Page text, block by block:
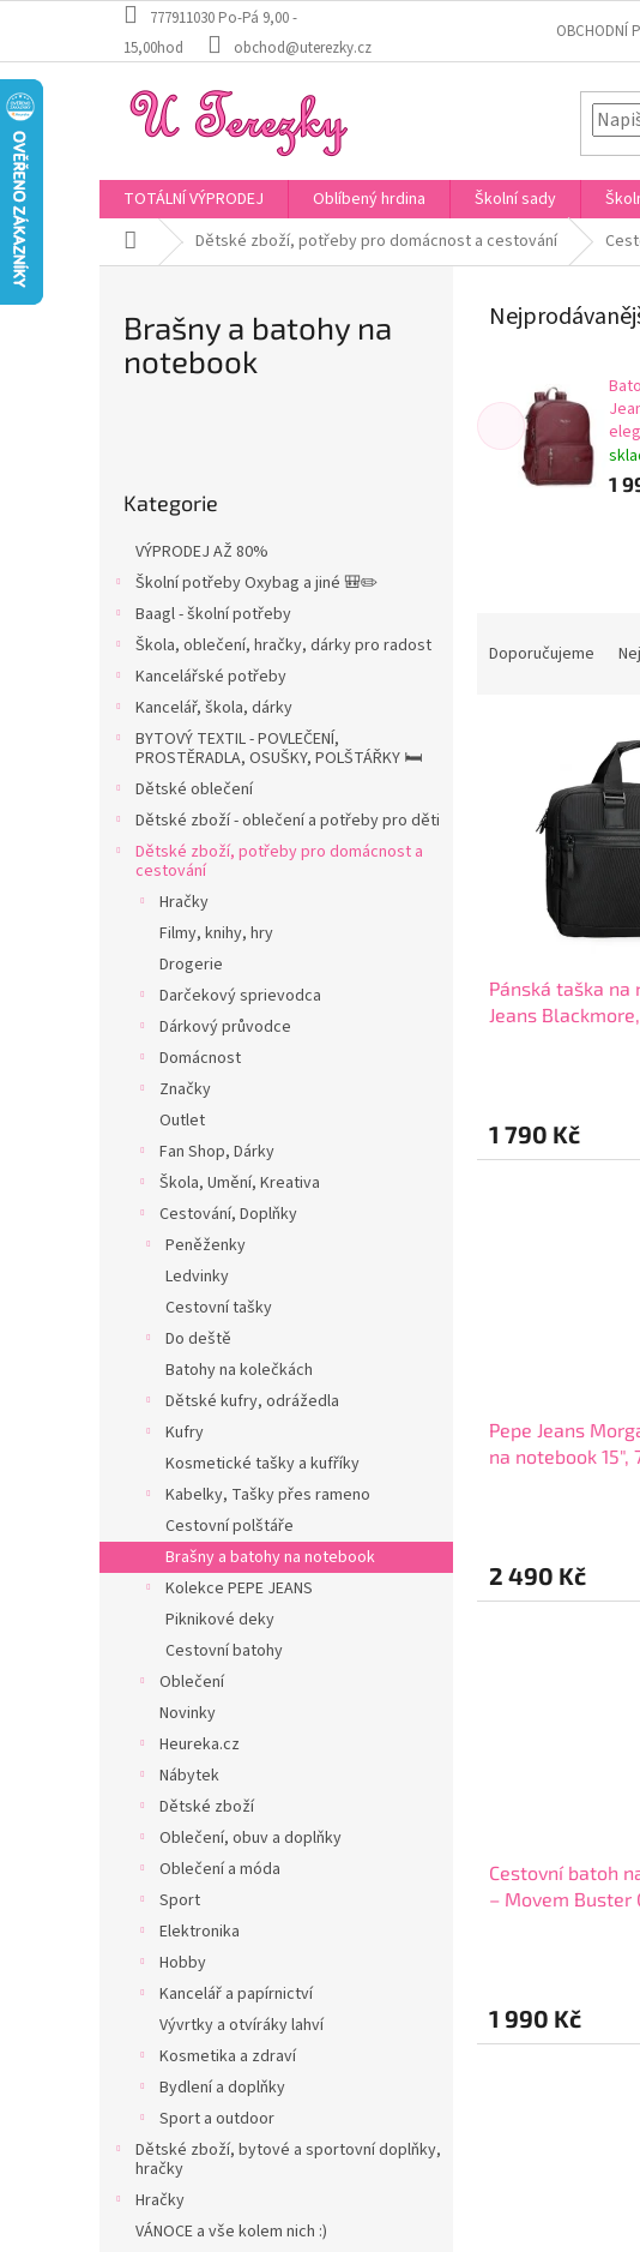
obsah
777911030 Po-Pá 9,00 -
15,00hod
obchod@uterezky.cz
OBCHODNÍ
TOTÁLNÍ VÝPRODEJ Oblíbený hrdina Školní sady
Domů Dětské zboží, potřeby pro domácnost a cestování
Brašny a batohy na
notebook
kategorie
Kategorie
VÝPRODEJ AŽ 80%
Školní potřeby Oxybag a jiné 🎒✏️
Baagl - školní potřeby
Škola, oblečení, hračky, dárky pro radost
Kancelářské potřeby
Kancelář, škola, dárky
BYTOVÝ TEXTIL - POVLEČENÍ,
PROSTĚRADLA, OSUŠKY, POLŠTÁŘKY 🛏️
Dětské oblečení
Dětské zboží - oblečení a potřeby pro děti
Dětské zboží, potřeby pro domácnost a
cestování
Hračky
Filmy, knihy, hry
Drogerie
Darčekový sprievodca
Dárkový průvodce
Domácnost
Značky
Outlet
Fan Shop, Dárky
Škola, Umění, Kreativa
Cestování, Doplňky
Peněženky
Ledvinky
Cestovní tašky
Do deště
Batohy na kolečkách
Dětské kufry, odrážedla
Kufry
Kosmetické tašky a kufříky
Kabelky, Tašky přes rameno
Cestovní polštáře
Brašny a batohy na notebook
Kolekce PEPE JEANS
Piknikové deky
Cestovní batohy
Oblečení
Novinky
Heureka.cz
Nábytek
Dětské zboží
Oblečení, obuv a doplňky
Oblečení a móda
Sport
Elektronika
Hobby
Kancelář a papírnictví
Vývrtky a otvíráky lahví
Kosmetika a zdraví
Bydlení a doplňky
Sport a outdoor
Dětské zboží, bytové a sportovní doplňky,
hračky
Hračky
VÁNOCE a vše kolem nich :)
1
Doporučujeme
Pánská taška na
Jeans
1 790 Kč
Pepe Jeans
na notebook 15",
2 490 Kč
Cestovní batoh
– Movem Buster
1 990 Kč